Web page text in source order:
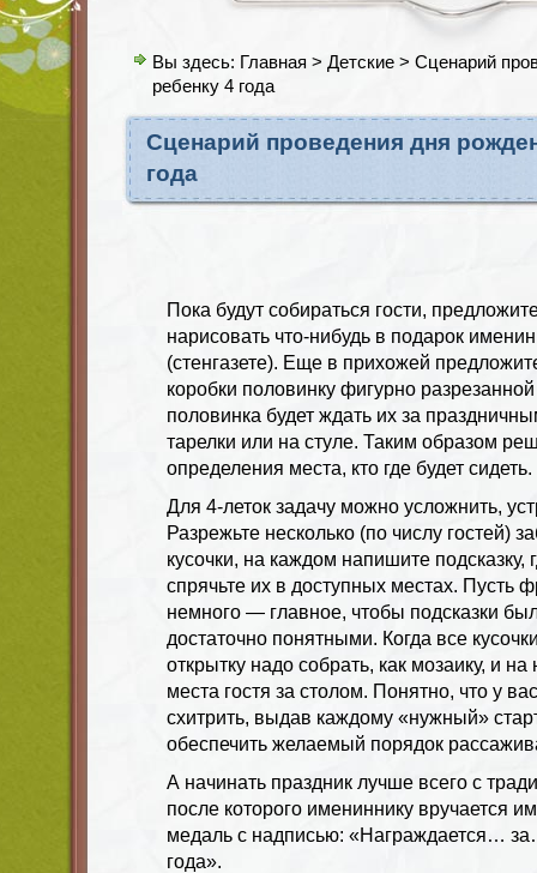
Вы здесь: Главная > Детские > Сценарий
ребенку 4 года
Сценарий проведения дня
года
Пока будут собираться гости,
нарисовать что-нибудь в подарок
(стенгазете). Еще в прихожей
коробки половинку фигурно
половинка будет ждать их за
тарелки или на стуле. Таким образом
определения места, кто где будет сидеть.
Для 4-леток задачу можно усложнить,
Разрежьте несколько (по числу гостей)
кусочки, на каждом напишите подсказку,
спрячьте их в доступных местах. Пусть
немного — главное, чтобы подсказки
достаточно понятными. Когда все
открытку надо собрать, как мозаику, и
места гостя за столом. Понятно, что у
схитрить, выдав каждому «нужный»
обеспечить желаемый порядок
А начинать праздник лучше всего с
после которого имениннику вручается
медаль с надписью: «Награждается…
года».